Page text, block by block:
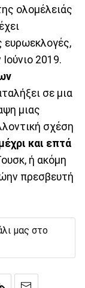
ολομέλειάς
ευρωεκλογές,
2019.
σε μια
μιας
σχέση
και επτά
ή ακόμη
πρεσβευτή
μας στο